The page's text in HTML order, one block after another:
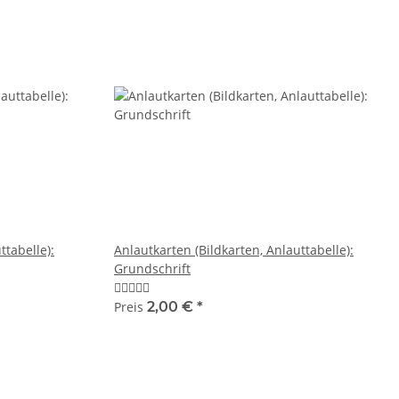
Anlautkarten (Bildkarten, Anlauttabelle):
Grundschrift
Preis 2,00 € *